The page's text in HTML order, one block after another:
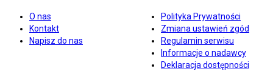
O nas
Kontakt
Napisz do nas
Polityka Prywatności
Zmiana ustawień zgód
Regulamin serwisu
Informacje o nadawcy
Deklaracja dostępności